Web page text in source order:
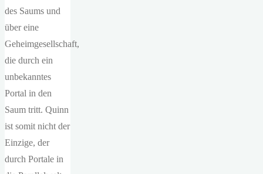
des Saums und
über eine
Geheimgesellschaft,
die durch ein
unbekanntes
Portal in den
Saum tritt. Quinn
ist somit nicht der
Einzige, der
durch Portale in